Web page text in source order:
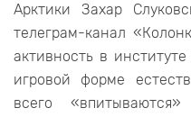
Арктики Захар
телеграм-канал
активность в
игровой форме
всего